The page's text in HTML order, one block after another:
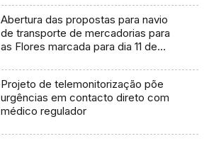
Abertura das propostas para navio
de transporte de mercadorias para
as Flores marcada para dia 11 de
Projeto de telemonitorização põe
urgências em contacto direto com
médico regulador